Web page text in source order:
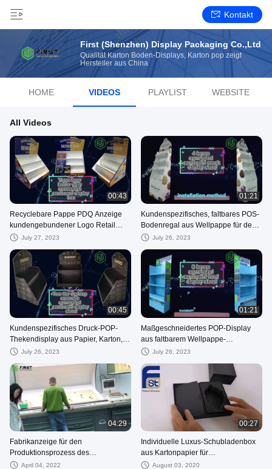
Kontakt
First (Shenzhen) Display Packaging Co.,Ltd
Qualität Karton Boden-Displays, Karton pop zeigt
Hersteller aus China
HOME VIDEOS PLAYLIST WEBSITE
All Videos
00:43
Recyclebare Pappe PDQ Anzeige
kundengebundener Logo Retail
Cardboard Counter Display
July 27, 2023
01:21
Kundenspezifisches, faltbares POS-
Bodenregal aus Wellpappe für den
Einzelhandel
July 26, 2023
00:45
Kundenspezifisches Druck-POP-
Thekendisplay aus Papier, Karton,
PDQ-Thekendisplay
July 26, 2023
01:21
Maßgeschneidertes POP-Display
aus faltbarem Wellpappe-
Bodendisplay aus Pappe
July 26, 2023
04:29
Fabrikanzeige für den
Produktionsprozess des
Papierproduktdrucks
April 04, 2022
00:27
Individuelle Luxus-Schubladenbox
aus Kartonpapier für
Geschenkverpackungen
August 03, 2020